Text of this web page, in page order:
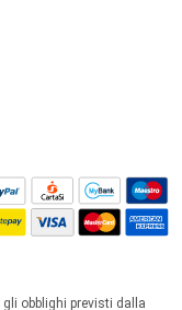
obblighi previsti dalla